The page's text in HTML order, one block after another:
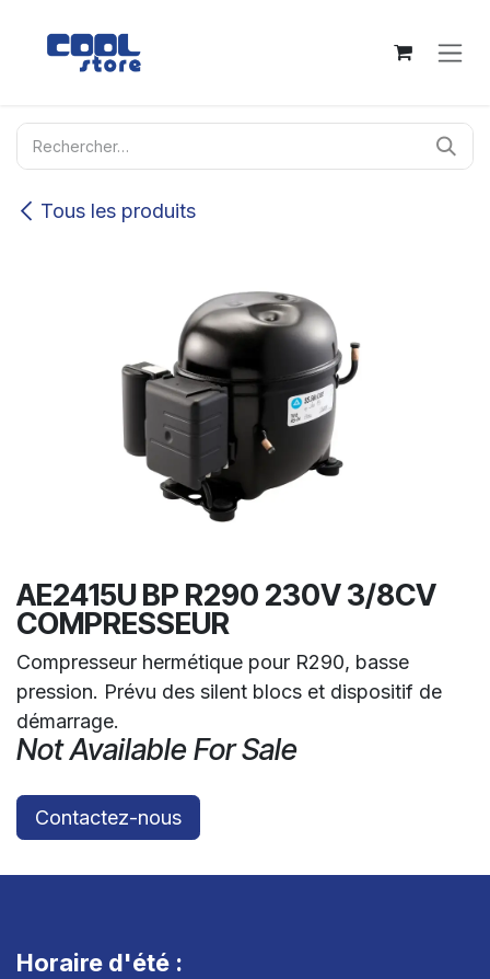
Tous les produits
AE2415U BP R290 230V 3/8CV
COMPRESSEUR
Compresseur hermétique pour R290, basse
pression. Prévu des silent blocs et dispositif de
démarrage.
Not Available For Sale
Contactez-nous
Horaire d'été :